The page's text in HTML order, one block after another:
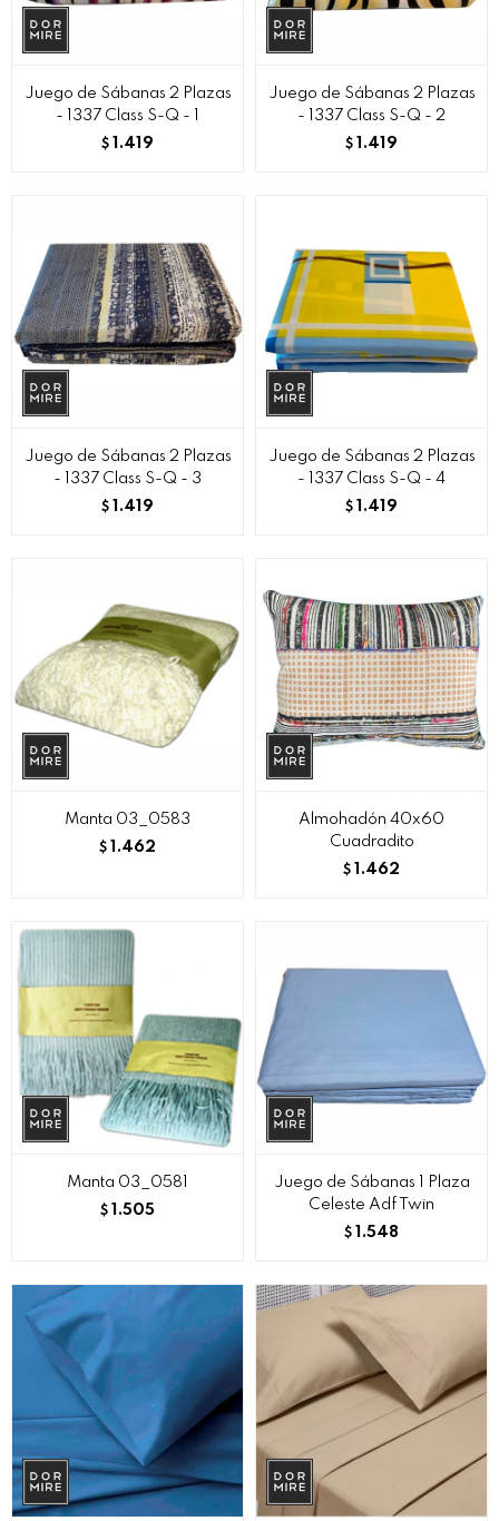
Juego de Sábanas 2 Plazas
- 1337 Class S-Q - 1
$ 1.419
Juego de Sábanas 2 Plazas
- 1337 Class S-Q - 2
$ 1.419
Juego de Sábanas 2 Plazas
- 1337 Class S-Q - 3
$ 1.419
Juego de Sábanas 2 Plazas
- 1337 Class S-Q - 4
$ 1.419
Manta 03_0583
$ 1.462
Almohadón 40x60
Cuadradito
$ 1.462
Manta 03_0581
$ 1.505
Juego de Sábanas 1 Plaza
Celeste Adf Twin
$ 1.548